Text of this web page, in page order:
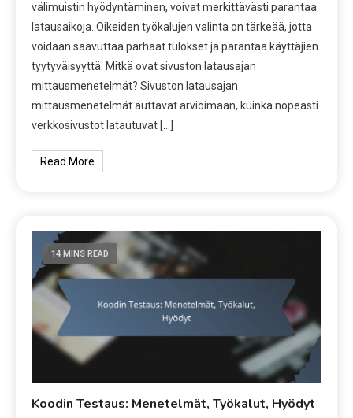
välimuistin hyödyntäminen, voivat merkittävästi parantaa
latausaikoja. Oikeiden työkalujen valinta on tärkeää, jotta
voidaan saavuttaa parhaat tulokset ja parantaa käyttäjien
tyytyväisyyttä. Mitkä ovat sivuston latausajan
mittausmenetelmät? Sivuston latausajan
mittausmenetelmät auttavat arvioimaan, kuinka nopeasti
verkkosivustot latautuvat […]
Read More
14 MINS READ
Koodin Testaus: Menetelmät, Työkalut, Hyödyt